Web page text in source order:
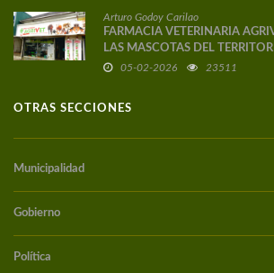
Arturo Godoy Carilao
FARMACIA VETERINARIA
LAS MASCOTAS DEL
05-02-2026 23511
OTRAS SECCIONES
Municipalidad
Gobierno
Política